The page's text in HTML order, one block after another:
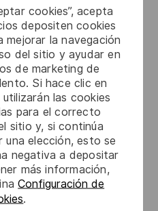
cookies”, acepta
depositen cookies
mejorar la navegación
del sitio y ayudar en
de marketing de
Si hace clic en
utilizarán las cookies
para el correcto
sitio y, si continúa
una elección, esto se
negativa a depositar
más información,
Configuración de
.
un régime d'aide aux
bien-être.
(REER, RRCD, CELI) avec
à un RRCD,
des jours de vacances
habitation et automobile.
program for all full-
more hours per week and